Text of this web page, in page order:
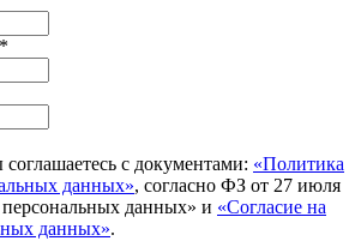
*
с документами: «Политика
данных», согласно ФЗ от 27 июля
данных» и «Согласие на
данных».